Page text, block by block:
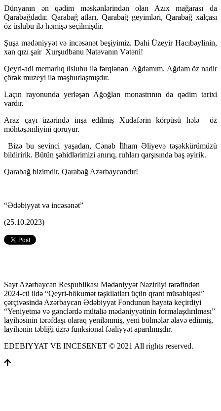
Dünyanın ən qədim məskənlərindən olan Azıx mağarası da
Qarabağdadır. Qarabağ atları, Qarabağ geyimləri, Qarabağ xalçası
öz üslubu ilə həmişə seçilmişdir.
Şuşa mədəniyyət və incəsənət beşiyimiz. Dahi Üzeyir Hacıbəylinin,
xan qızı şair Xurşudbanu Natəvanın Vətəni!
Qeyri-adi memarlıq üslubu ilə fərqlənən Ağdamım. Ağdam öz nadir
çörək muzeyi ilə məşhurlaşmışdır.
Laçın rayonunda yerləşən Ağoğlan monastrının da qədim tarixi
vardır.
Araz çayı üzərində inşa edilmiş Xudafərin körpüsü hələ öz
möhtəşəmliyini qoruyur.
Bizə bu sevinci yaşadan, Cənab İlham Əliyevə təşəkkürümüzü
bildiririk. Bütün şəhidlərimizi anırıq, ruhları qarşısında baş əyirik.
Qarabağ bizimdir, Qarabağ Azərbaycandır!
“Ədəbiyyat və incəsənət”
(25.10.2023)
Sayt Azərbaycan Respublikası Mədəniyyət Nazirliyi tərəfindən
2024-cü ildə “Qeyri-hökumət təşkilatları üçün qrant müsabiqəsi”
çərçivəsində Azərbaycan Ədəbiyyat Fondunun həyata keçirdiyi
“Yeniyetmə və gənclərdə mütaliə mədəniyyətinin formalaşdırılması”
layihəsinin tərəfdaşı olaraq yenilənmiş, yeni bölmələr əlavə ediımiş,
layihənin təbliği üzrə funksional fəaliyyət aparılmışdır.
EDEBIYYAT VE INCESENET © 2021 All rights reserved.